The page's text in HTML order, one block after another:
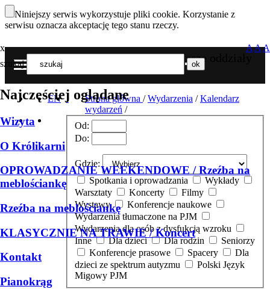
Niniejszy serwis wykorzystuje pliki cookie. Korzystanie z
serwisu oznacza akceptację tego stanu rzeczy.
Nasze oddziały
MENU
x
szukaj
Najczęściej oglądane
Wizyta
O Królikarni
OPROWADZANIE WEEKENDOWE / Rzeźba na
meblościankę
Rzeźba na meblościankę
KLASYCZNIE NA TRAWIE / Koncert
Kontakt
Pianokrąg
AAA
EN Strona główna / Wydarzenia /Kalendarz
wydarzeń /
Od:
Do:
Gdzie:
Spotkania i oprowadzania
Wykłady
Warsztaty
Koncerty
Filmy
Wystawy
Konferencje naukowe
Wydarzenia tłumaczone na PJM
Wydarzenia dla osób z dysfukcją wzroku
Inne
Dla dzieci Dla rodzin
Seniorzy
Konferencje prasowe
Spacery
dzieci ze spektrum autyzmu
Migowy PJM